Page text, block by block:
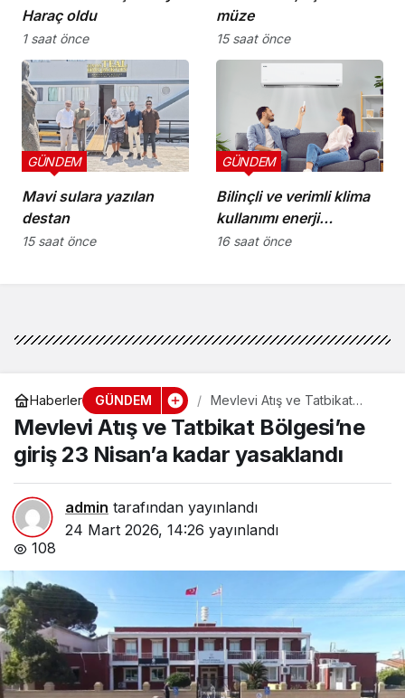
Haraç oldu
1 saat önce
müze
15 saat önce
Mavi sulara yazılan
destan
GÜNDEM
15 saat önce
Bilinçli ve verimli klima
kullanımı enerji
tüketimini azaltıyor
GÜNDEM
16 saat önce
Haberler GÜNDEM
Mevlevi Atış ve Tatbikat
Bölgesi’ne giriş 23 Nisan’a
kadar yasaklandı
Mevlevi Atış ve Tatbikat Bölgesi’ne
giriş 23 Nisan’a kadar yasaklandı
admin tarafından yayınlandı
24 Mart 2026, 14:26 yayınlandı
108